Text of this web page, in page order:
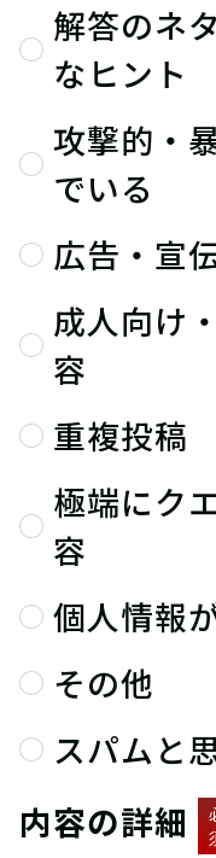
解答のネ
なヒント
攻撃的・
でいる
広告・宣
成人向け
容
重複投稿
極端にク
容
個人情報
その他
スパムと
内容の詳細